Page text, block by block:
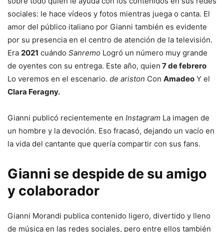
sociales: le hace vídeos y fotos mientras juega o canta. El
amor del público italiano por Gianni también es evidente
por su presencia en el centro de atención de la televisión.
Era 2021 cuándo Sanremo Logró un número muy grande
de oyentes con su entrega. Este año, quien 7 de febrero
Lo veremos en el escenario. de ariston Con Amadeo Y el
Clara Feragny.
Gianni publicó recientemente en Instagram La imagen de
un hombre y la devoción. Eso fracasó, dejando un vacío en
la vida del cantante que quería compartir con sus fans.
Gianni se despide de su amigo
y colaborador
Gianni Morandi publica contenido ligero, divertido y lleno
de música en las redes sociales, pero entre ellos también